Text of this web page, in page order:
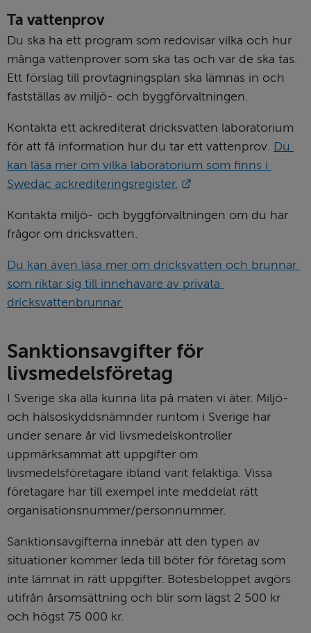
Ta vattenprov
Du ska ha ett program som redovisar vilka och hur
många vattenprover som ska tas och var de ska tas.
Ett förslag till provtagningsplan ska lämnas in och
fastställas av miljö- och byggförvaltningen.
Kontakta ett ackrediterat dricksvatten laboratorium
för att få information hur du tar ett vattenprov. Du
kan läsa mer om vilka laboratorium som finns i
Swedac ackrediteringsregister.
Kontakta miljö- och byggförvaltningen om du har
frågor om dricksvatten.
Du kan även läsa mer om dricksvatten och brunnar
som riktar sig till innehavare av privata
dricksvattenbrunnar.
Sanktionsavgifter för
livsmedelsföretag
I Sverige ska alla kunna lita på maten vi äter. Miljö-
och hälsoskyddsnämnder runtom i Sverige har
under senare år vid livsmedelskontroller
uppmärksammat att uppgifter om
livsmedelsföretagare ibland varit felaktiga. Vissa
företagare har till exempel inte meddelat rätt
organisationsnummer/personnummer.
Sanktionsavgifterna innebär att den typen av
situationer kommer leda till böter för företag som
inte lämnat in rätt uppgifter. Bötesbeloppet avgörs
utifrån årsomsättning och blir som lägst 2 500 kr
och högst 75 000 kr.